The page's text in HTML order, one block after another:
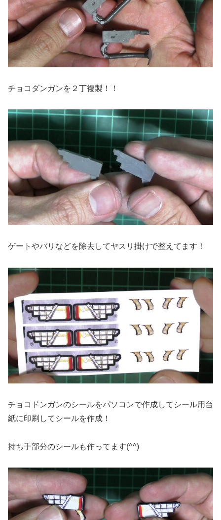
チョコダンガンを２丁複製！！
ゲートやバリなどを除去してヤスリ掛けで整えてます！
チョコドンガンのシールをパソコンで作成してシール用台
紙に印刷してシールを作成！
持ち手部分のシールも作ってます(^^)